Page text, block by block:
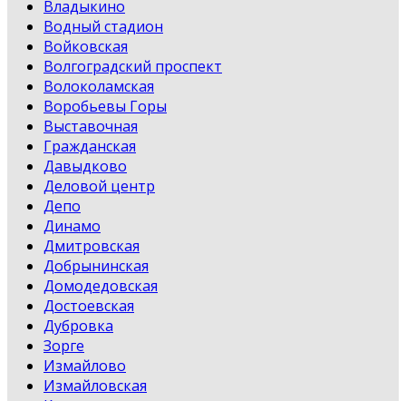
Владыкино
Водный стадион
Войковская
Волгоградский проспект
Волоколамская
Воробьевы Горы
Выставочная
Гражданская
Давыдково
Деловой центр
Депо
Динамо
Дмитровская
Добрынинская
Домодедовская
Достоевская
Дубровка
Зорге
Измайлово
Измайловская